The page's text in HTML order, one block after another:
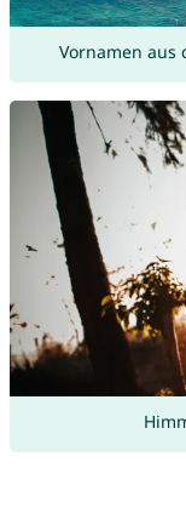
Vornamen aus